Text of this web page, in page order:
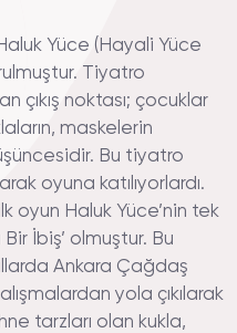
Yüce (Hayali Yüce
Tiyatro
çıkış noktası; çocuklar
maskelerin
Bu tiyatro
oyuna katılıyorlardı.
oyun Haluk Yüce’nin tek
İbiş’ olmuştur. Bu
Ankara Çağdaş
yola çıkılarak
tarzları olan kukla,